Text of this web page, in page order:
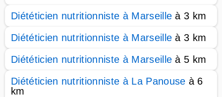
Diététicien nutritionniste à Marseille à 3 km
Diététicien nutritionniste à Marseille à 3 km
Diététicien nutritionniste à Marseille à 5 km
Diététicien nutritionniste à La Panouse à 6
km